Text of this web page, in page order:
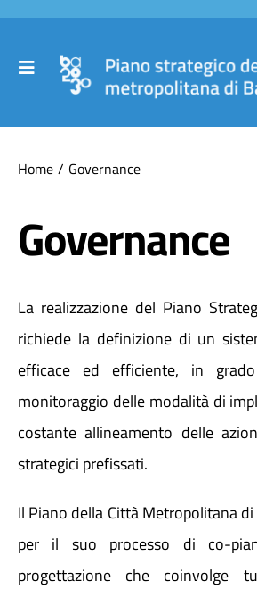
Salta
contenuto
Toggle
Partecipa
Atti e Docunenti
Notizie
Home Governance
Governance
La realizzazione del Piano
richiede la definizione di un
efficace ed efficiente, in
monitoraggio delle modalità di
costante allineamento delle
strategici prefissati.
Il Piano della Città Metropolitana
per il suo processo di co-
progettazione che coinvolge